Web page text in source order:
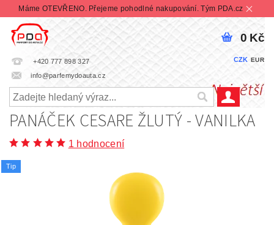
Máme OTEVŘENO. Přejeme pohodlné nakupování. Tým PDA.cz
+420 777 898 327
info@parfemydoauta.cz
CZK EUR
0 Kč
PANÁČEK CESARE ŽLUTÝ - VANILKA
1 hodnocení
Tip